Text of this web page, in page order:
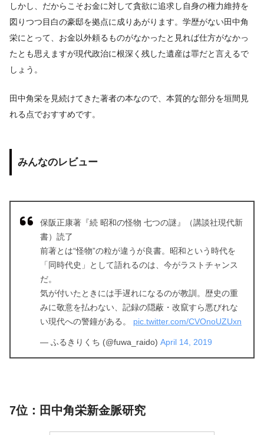
しかし、だからこそお金に対して貪欲に追求し自身の権力維持を
図りつつ目白の豪邸を拠点に成りあがります。学歴がない田中角
栄にとって、お金以外頼るものがなかったと見れば仕方がなかっ
たとも思えますが現代政治に根深く残した遺産は罪だと言えるで
しょう。
田中角栄を見続けてきた著者の本なので、本質的な部分を垣間見
れる点でおすすめです。
みんなのレビュー
保阪正康著『続 昭和の怪物 七つの謎』（講談社現代新
書）読了
前著とは“怪物”の粒が違うが良書。昭和という時代を
「同時代史」として語れるのは、今がラストチャンス
だ。
気が付いたときには手遅れになるのが教訓。歴史の重
みに敬意を払わない、記録の隠蔽・改竄すら悪びれな
い現代への警鐘がある。 pic.twitter.com/CVOnoUZUxn
— ふるきりくち (@fuwa_raido) April 14, 2019
7位：田中角栄新金脈研究